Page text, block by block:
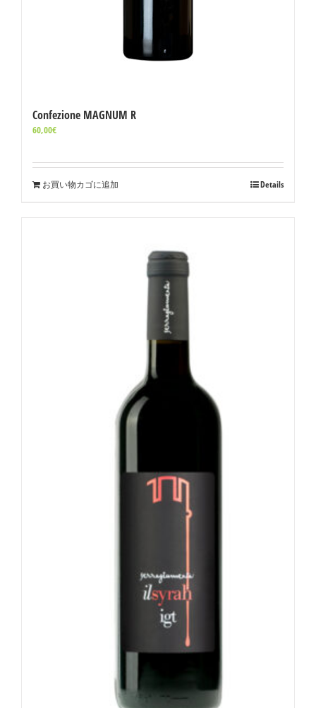
Confezione MAGNUM R
60,00€
お買い物カゴに追加 Details